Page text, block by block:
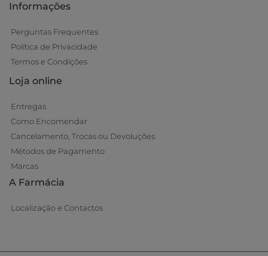
Informações
Perguntas Frequentes
Política de Privacidade
Termos e Condições
Loja online
Entregas
Como Encomendar
Cancelamento, Trocas ou Devoluções
Métodos de Pagamento
Marcas
A Farmácia
Localização e Contactos